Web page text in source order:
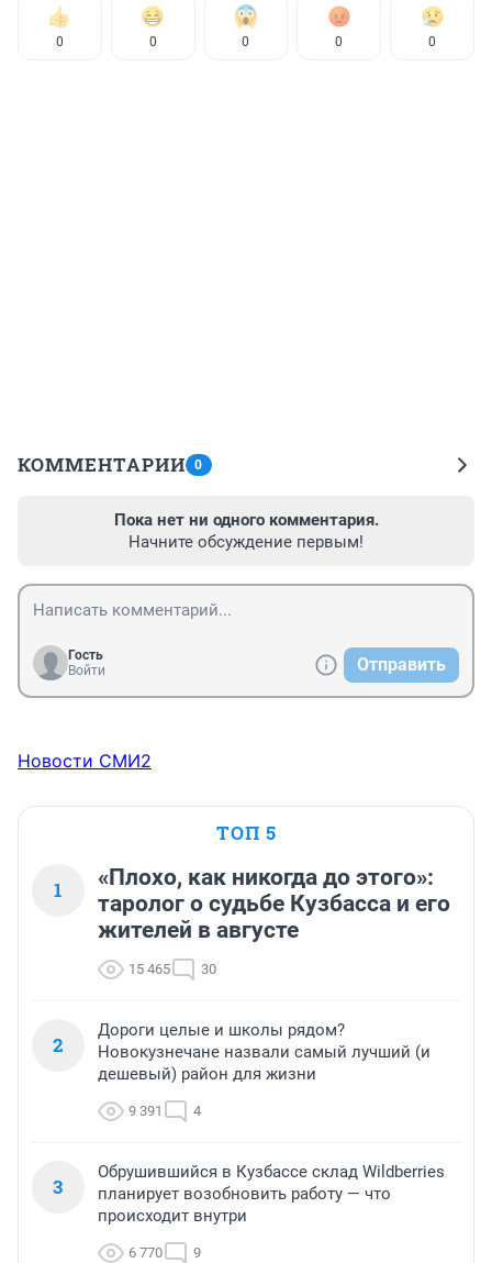
0 0 0 0 0
КОММЕНТАРИИ 0
Пока нет ни одного комментария.
Начните обсуждение первым!
Гость
Войти
Отправить
Новости СМИ2
ТОП 5
1
«Плохо, как никогда до этого»:
таролог о судьбе Кузбасса и его
жителей в августе
15 465 30
2
Дороги целые и школы рядом?
Новокузнечане назвали самый лучший (и
дешевый) район для жизни
9 391 4
3
Обрушившийся в Кузбассе склад Wildberries
планирует возобновить работу — что
происходит внутри
6 770 9